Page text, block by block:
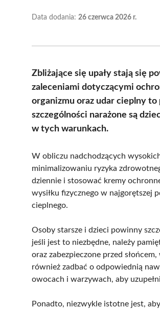
Data dodania: 26 czerwca 2026 r.
Zbliżające się upały stają się
zaleceniami dotyczącymi
organizmu oraz udar cieplny
szczególności narażone są
w tych warunkach.
W obliczu nadchodzących
minimalizowaniu ryzyka
dziennie i stosować kremy
wysiłku fizycznego w najgorętszej
cieplnego.
Osoby starsze i dzieci powinny
jeśli jest to niezbędne, należy
oraz zabezpieczone przed
również zadbać o odpowiednią
owocach i warzywach, aby
Ponadto, niezwykle istotne jest,